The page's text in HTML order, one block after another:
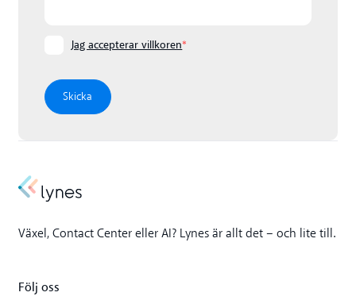
Jag accepterar villkoren*
Växel, Contact Center eller AI? Lynes är allt det – och lite till.
Följ oss